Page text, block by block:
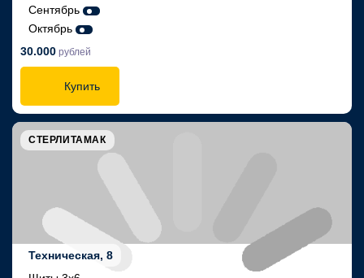
Сентябрь
Октябрь
30.000 рублей
Купить
СТЕРЛИТАМАК
Техническая, 8